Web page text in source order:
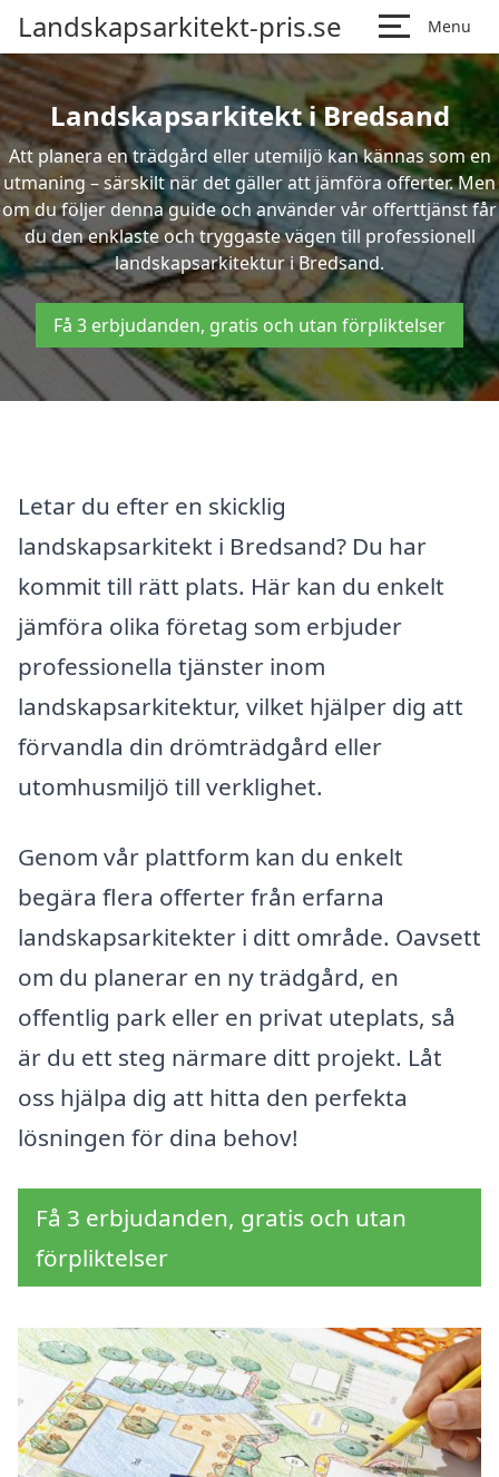
Landskapsarkitekt-pris.se Menu
Landskapsarkitekt i Bredsand
Att planera en trädgård eller utemiljö kan kännas som en
utmaning – särskilt när det gäller att jämföra offerter. Men
om du följer denna guide och använder vår offerttjänst får
du den enklaste och tryggaste vägen till professionell
landskapsarkitektur i Bredsand.
Få 3 erbjudanden, gratis och utan förpliktelser
Letar du efter en skicklig
landskapsarkitekt i Bredsand? Du har
kommit till rätt plats. Här kan du enkelt
jämföra olika företag som erbjuder
professionella tjänster inom
landskapsarkitektur, vilket hjälper dig att
förvandla din drömträdgård eller
utomhusmiljö till verklighet.
Genom vår plattform kan du enkelt
begära flera offerter från erfarna
landskapsarkitekter i ditt område. Oavsett
om du planerar en ny trädgård, en
offentlig park eller en privat uteplats, så
är du ett steg närmare ditt projekt. Låt
oss hjälpa dig att hitta den perfekta
lösningen för dina behov!
Få 3 erbjudanden, gratis och utan
förpliktelser